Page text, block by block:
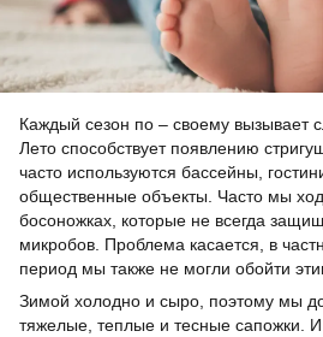
Каждый сезон по – своему вызывает
Лето способствует появлению
часто используются бассейны,
общественные объекты. Часто мы
босоножках, которые не всегда
микробов. Проблема касается, в
период мы также не могли обойти
Зимой холодно и сыро, поэтому мы
тяжелые, теплые и тесные сапожки.